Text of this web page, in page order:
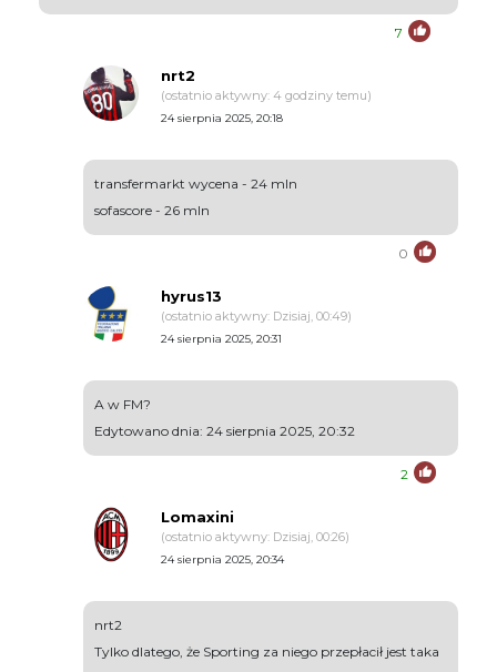
7
nrt2
(ostatnio aktywny: 4 godziny temu)
24 sierpnia 2025, 20:18
transfermarkt wycena - 24 mln
sofascore - 26 mln
0
hyrus13
(ostatnio aktywny: Dzisiaj, 00:49)
24 sierpnia 2025, 20:31
A w FM?
Edytowano dnia: 24 sierpnia 2025, 20:32
2
Lomaxini
(ostatnio aktywny: Dzisiaj, 00:26)
24 sierpnia 2025, 20:34
nrt2
Tylko dlatego, że Sporting za niego przepłacił jest taka